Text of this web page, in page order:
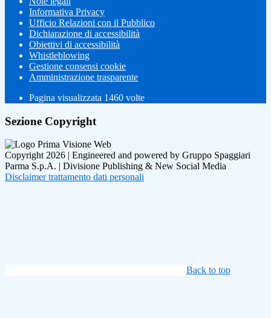
Informativa Privacy
Ufficio Relazioni con il Pubblico
Dichiarazione di accessibilità
Obiettivi di accessibilità
Whistleblowing
Gestione consensi cookie
Amministrazione trasparente
Pagina visualizzata 1460 volte
Sezione Copyright
Copyright 2026 | Engineered and powered by Gruppo Spaggiari
Parma S.p.A. | Divisione Publishing & New Social Media
Disclaimer trattamento dati personali
Back to top